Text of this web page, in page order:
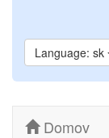
Language: sk
Domov